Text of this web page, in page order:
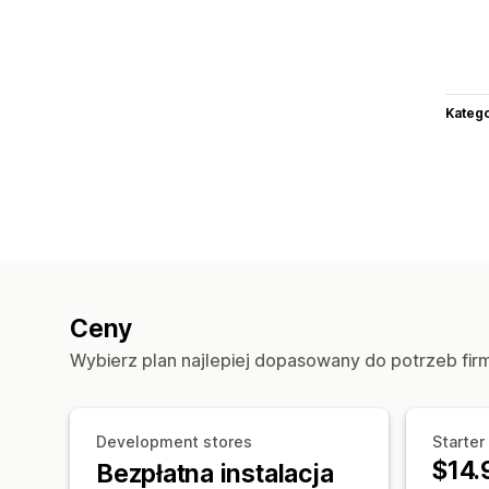
Ceny
Wybierz plan najlepiej dopasowany do potrzeb
Development stores
Bezpłatna instalacja
Starter